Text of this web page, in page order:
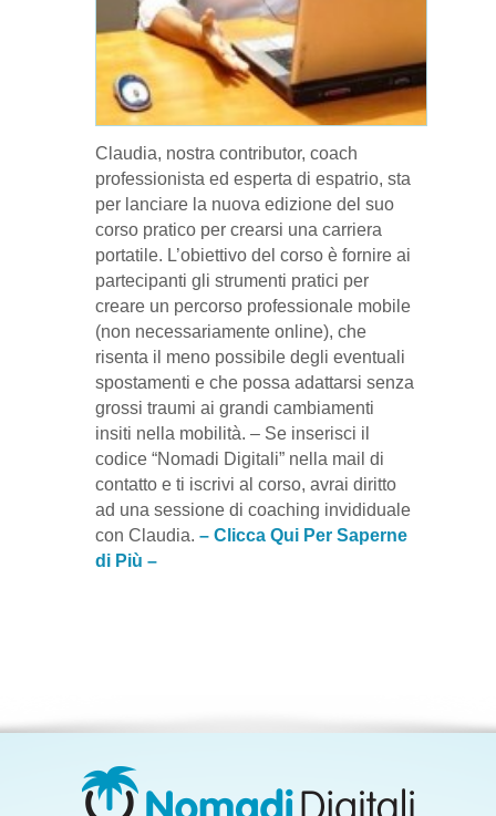
Claudia, nostra contributor, coach
professionista ed esperta di espatrio, sta
per lanciare la nuova edizione del suo
corso pratico per crearsi una carriera
portatile. L’obiettivo del corso è fornire ai
partecipanti gli strumenti pratici per
creare un percorso professionale mobile
(non necessariamente online), che
risenta il meno possibile degli eventuali
spostamenti e che possa adattarsi senza
grossi traumi ai grandi cambiamenti
insiti nella mobilità. – Se inserisci il
codice “Nomadi Digitali” nella mail di
contatto e ti iscrivi al corso, avrai diritto
ad una sessione di coaching invididuale
con Claudia. – Clicca Qui Per Saperne
di Più –